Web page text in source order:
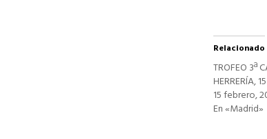
Relacionado
TROFEO 3ª
HERRERÍA,
15 febrero,
En «Madrid»